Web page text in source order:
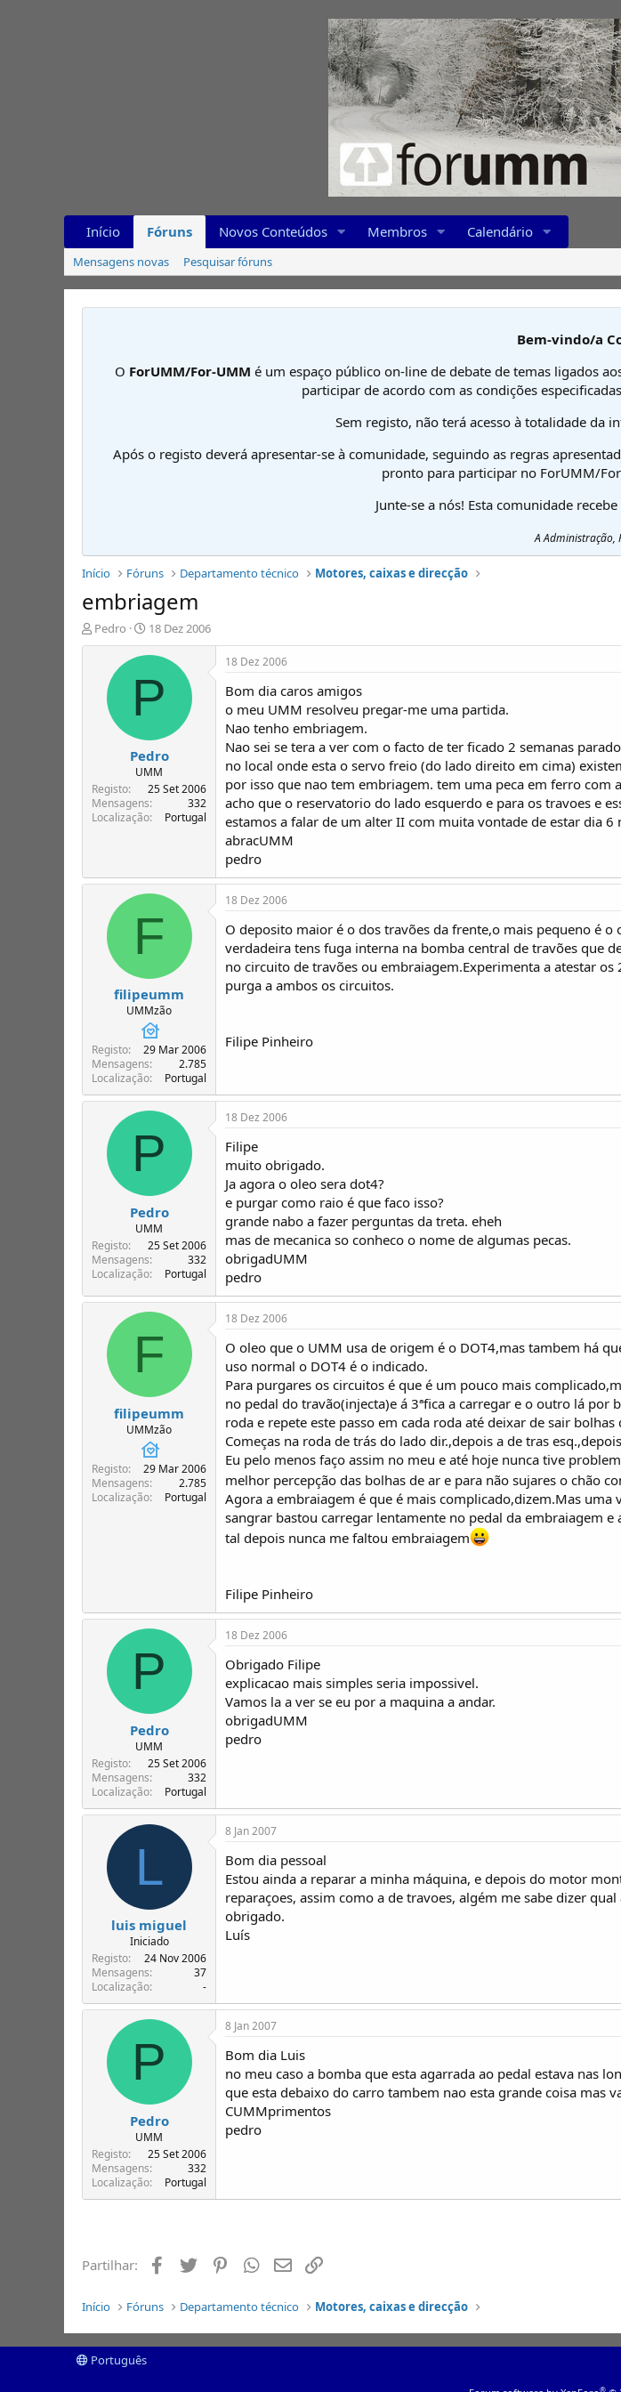
Início Fóruns Novos Conteúdos Membros Calendário
Mensagens novas Pesquisar fóruns
Bem-vindo/a
O ForUMM/For-UMM é um espaço público on-line de debate de temas ligados
participar de acordo com as condições
Sem registo, não terá acesso à totalidade da
Após o registo deverá apresentar-se à comunidade, seguindo as regras
pronto para participar no ForUMM/
Junte-se a nós! Esta comunidade
A Administração,
Início Fóruns Departamento técnico Motores, caixas e direcção
embriagem
I
n
e
T
ó
o
Pedro
D
a
t
e
n
í
c
i
o
18 Dez 2006
P
Pedro
UMM
Registo
25 Set 2006
Mensagens
332
Localização
Portugal
18 Dez 2006
Bom dia caros amigos
o meu UMM resolveu pregar-me uma partida.
Nao tenho embriagem.
Nao sei se tera a ver com o facto de ter ficado 2 semanas
no local onde esta o servo freio (do lado direito em cima)
por isso que nao tem embriagem. tem uma peca em ferro com
acho que o reservatorio do lado esquerdo e para os travoes e
estamos a falar de um alter II com muita vontade de estar dia
abracUMM
pedro
F
filipeumm
UMMzão
Registo
29 Mar 2006
Mensagens
2.785
Localização
Portugal
18 Dez 2006
O deposito maior é o dos travões da frente,o mais pequeno é
verdadeira tens fuga interna na bomba central de travões que
no circuito de travões ou embraiagem.Experimenta a atestar
purga a ambos os circuitos.
Filipe Pinheiro
P
Pedro
UMM
Registo
25 Set 2006
Mensagens
332
Localização
Portugal
18 Dez 2006
Filipe
muito obrigado.
Ja agora o oleo sera dot4?
e purgar como raio é que faco isso?
grande nabo a fazer perguntas da treta. eheh
mas de mecanica so conheco o nome de algumas pecas.
obrigadUMM
pedro
F
filipeumm
UMMzão
Registo
29 Mar 2006
Mensagens
2.785
Localização
Portugal
18 Dez 2006
O oleo que o UMM usa de origem é o DOT4,mas tambem há
uso normal o DOT4 é o indicado.
Para purgares os circuitos é que é um pouco mais
no pedal do travão(injecta)e á 3ªfica a carregar e o outro lá
roda e repete este passo em cada roda até deixar de sair
Começas na roda de trás do lado dir.,depois a de tras
Eu pelo menos faço assim no meu e até hoje nunca tive
melhor percepção das bolhas de ar e para não sujares o chão
Agora a embraiagem é que é mais complicado,dizem.Mas
sangrar bastou carregar lentamente no pedal da embraiagem
tal depois nunca me faltou embraiagem
Filipe Pinheiro
P
Pedro
UMM
Registo
25 Set 2006
Mensagens
332
Localização
Portugal
18 Dez 2006
Obrigado Filipe
explicacao mais simples seria impossivel.
Vamos la a ver se eu por a maquina a andar.
obrigadUMM
pedro
L
luis miguel
Iniciado
Registo
24 Nov 2006
Mensagens
37
Localização
-
8 Jan 2007
Bom dia pessoal
Estou ainda a reparar a minha máquina, e depois do motor
reparaçoes, assim como a de travoes, algém me sabe dizer
obrigado.
Luís
P
Pedro
UMM
Registo
25 Set 2006
Mensagens
332
Localização
Portugal
8 Jan 2007
Bom dia Luis
no meu caso a bomba que esta agarrada ao pedal estava nas
que esta debaixo do carro tambem nao esta grande coisa mas
CUMMprimentos
pedro
Partilhar: Facebook
Twitter PinterestWhatsapp
Email
Início Fóruns Departamento técnico Motores, caixas e direcção
Português
®